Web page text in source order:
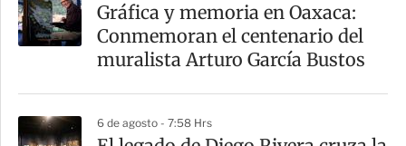
Gráfica y memoria en Oaxaca:
Conmemoran el centenario del
muralista Arturo García Bustos
6 de agosto - 7:58 Hrs